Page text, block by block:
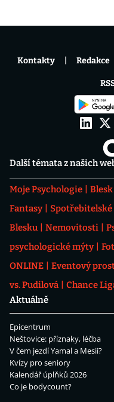
Další témata z našich
Moje Psychologie
Fantasy
Spotřebitelské
Blesku
Nemovitosti
psychologické mýty
ONLINE
Eventový
vs. Pudilová
Chance
Aktuálně
Epicentrum
Neštovice: příznaky, léčba
V čem jezdí Yamal a Mesii?
Kvízy pro seniory
Kalendář úplňků 2026
Co je bodycount?
Kontakty Redakce